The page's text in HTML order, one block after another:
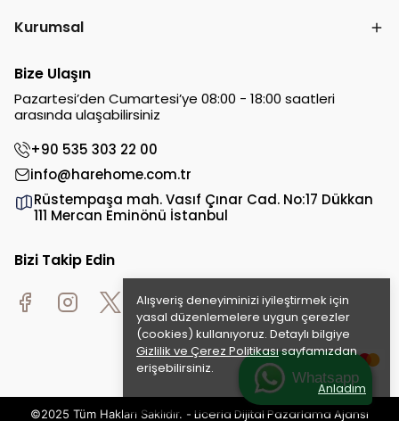
Alışveriş deneyiminizi iyileştirmek için
yasal düzenlemelere uygun çerezler
(cookies) kullanıyoruz. Detaylı bilgiye
Gizlilik ve Çerez Politikasısayfamızdan
erişebilirsiniz.
Anladım
Kurumsal
Bize Ulaşın
Pazartesi’den Cumartesi’ye 08:00 - 18:00 saatleri
arasında ulaşabilirsiniz
+90 535 303 22 00
info@harehome.com.tr
Rüstempaşa mah. Vasıf Çınar Cad. No:17 Dükkan
111 Mercan Eminönü İstanbul
Bizi Takip Edin
Whatsapp
©2025 Tüm Hakları Saklıdır. - Liceria Dijital Pazarlama Ajansı